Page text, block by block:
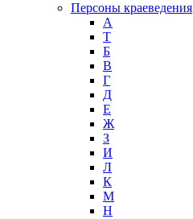
Персоны краеведения
А
T
Б
В
Г
Д
Е
Ж
З
И
Л
К
М
Н